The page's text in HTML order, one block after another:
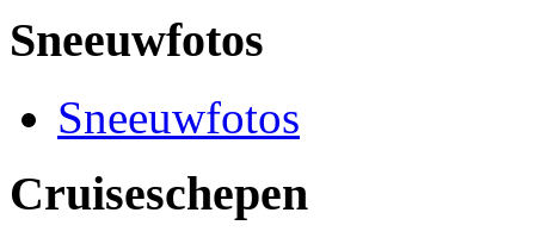
Sneeuwfotos
Sneeuwfotos
Cruiseschepen